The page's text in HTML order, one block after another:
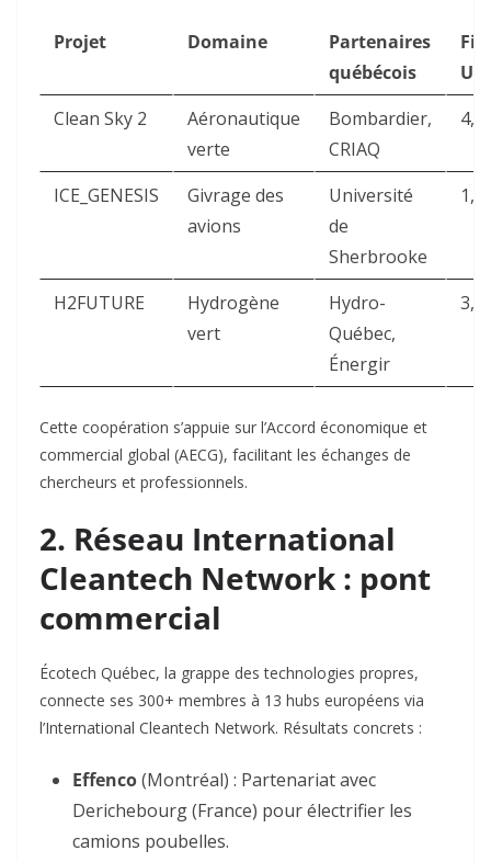
Projet Domaine
Partenaires
québécois
UE
Clean Sky 2
Aéronautique
verte
Bombardier,
CRIAQ
4,2
ICE_GENESIS
Givrage des
avions
Université
de
Sherbrooke
H2FUTURE
Hydrogène
vert
Hydro-
Québec,
Énergir
3,5
Cette coopération s’appuie sur l’Accord économique et
commercial global (AECG), facilitant les échanges de
chercheurs et professionnels.
2. Réseau International
Cleantech Network : pont
commercial
Écotech Québec, la grappe des technologies propres,
connecte ses 300+ membres à 13 hubs européens via
l’International Cleantech Network. Résultats concrets :
Effenco(Montréal) : Partenariat avec
Derichebourg (France) pour électrifier les
camions poubelles.